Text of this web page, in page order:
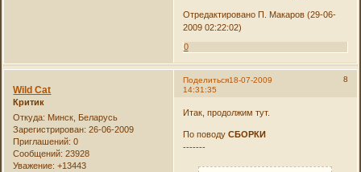
Отредактировано П. Макаров (29-06-
2009 02:22:02)
0
Поделиться 8
18-07-2009
14:31:35
Wild Cat
Критик
Откуда: Минск, Беларусь
Зарегистрирован: 26-06-2009
Приглашений: 0
Сообщений: 23928
Уважение: +13443
Итак, продолжим тут.
По поводу СБОРКИ
-------